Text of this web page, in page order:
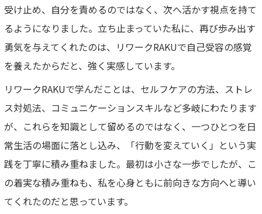
受け止め、自分を責めるのではなく、次へ活かす視点を持て
るようになりました。立ち止まっていた私に、再び歩み出す
勇気を与えてくれたのは、リワークRAKUで自己受容の感覚
を養えたからだと、強く実感しています。
リワークRAKUで学んだことは、セルフケアの方法、ストレ
ス対処法、コミュニケーションスキルなど多岐にわたります
が、これらを知識として留めるのではなく、一つひとつを日
常生活の場面に落とし込み、「行動を変えていく」という実
践を丁寧に積み重ねました。最初は小さな一歩でしたが、こ
の着実な積み重ねも、私を心身ともに前向きな方向へと導い
てくれたのだと思っています。